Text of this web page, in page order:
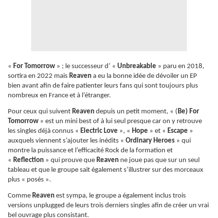
« For Tomorrow » ; le successeur d’ « Unbreakable » paru en 2018,
sortira en 2022 mais Reaven a eu la bonne idée de dévoiler un EP
bien avant afin de faire patienter leurs fans qui sont toujours plus
nombreux en France et à l’étranger.
Pour ceux qui suivent Reaven depuis un petit moment, « (Be) For
Tomorrow » est un mini best of à lui seul presque car on y retrouve
les singles déjà connus « Electric Love », « Hope » et « Escape »
auxquels viennent s’ajouter les inédits « Ordinary Heroes » qui
montre la puissance et l’efficacité Rock de la formation et
« Reflection » qui prouve que Reaven ne joue pas que sur un seul
tableau et que le groupe sait également s’illustrer sur des morceaux
plus « posés ».
Comme Reaven est sympa, le groupe a également inclus trois
versions unplugged de leurs trois derniers singles afin de créer un vrai
bel ouvrage plus consistant.